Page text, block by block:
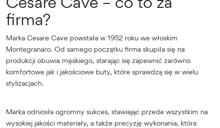
firma?
Marka Cesare Cave powstała w 1952 roku we włoskim
Montegranaro. Od samego początku firma skupiła się na
produkcji obuwia męskiego, starając się zapewnić zarówno
komfortowe jak i jakościowe buty, które sprawdzą się w wielu
stylizacjach.
Marka odniosła ogromny sukces, stawiając przede wszystkim na
wysokiej jakości materiały, a także precyzję wykonania, która